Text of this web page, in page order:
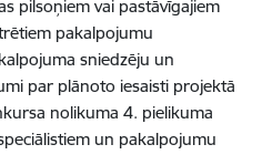
pilsoņiem vai pastāvīgajiem
pakalpojumu
sniedzēju un
par plānoto iesaisti projektā
nolikuma 4. pielikuma
un pakalpojumu